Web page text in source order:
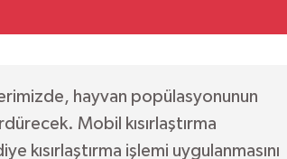
hayvan popülasyonunun
Mobil kısırlaştırma
kısırlaştırma işlemi uygulanmasını